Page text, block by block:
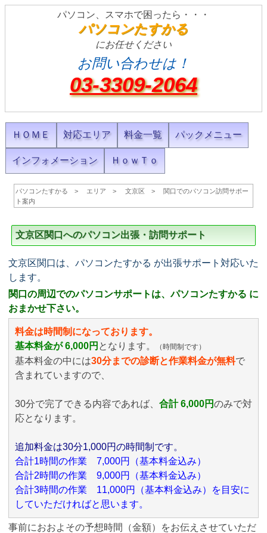
パソコン、スマホで困ったら・・・
パソコンたすかる
にお任せください
お問い合わせは！
03-3309-2064
ＨＯＭＥ 対応エリア 料金一覧 パックメニュー
インフォメーション ＨｏｗＴｏ
パソコンたすかる エリア 文京区
関口でのパソコン訪問サポー
ト案内
文京区関口へのパソコン出張・訪問サポート
文京区関口は、パソコンたすかる が出張サポート対応いた
します。
関口の周辺でのパソコンサポートは、パソコンたすかる に
おまかせ下さい。
料金は時間制になっております。
基本料金が 6,000円 となります。 （時間制です）
基本料金の中には30分までの診断と作業料金が無料で
含まれていますので、
30分で完了できる内容であれば、 合計 6,000円のみで対
応となります。
追加料金は30分1,000円の時間制です。
合計1時間の作業 7,000円（基本料金込み）
合計2時間の作業 9,000円（基本料金込み）
合計3時間の作業 11,000円（基本料金込み）を目安に
していただければと思います。
事前におおよその予想時間（金額）をお伝えさせていただ